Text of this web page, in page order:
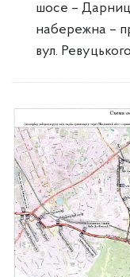
шосе –
набережна –
вул.